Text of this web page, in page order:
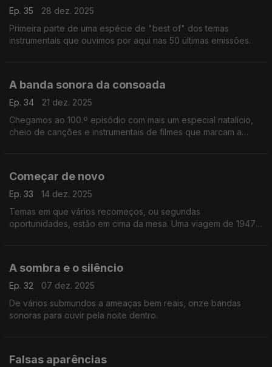
Ep. 35
28 dez. 2025
Primeira parte de uma espécie de "best of" dos temas
instrumentais que ouvimos por aqui nas 50 últimas emissões.
A banda sonora da consoada
Ep. 34
21 dez. 2025
Chegamos ao 100.º episódio com mais um especial natalício,
cheio de canções e instrumentais de filmes que marcam a
Começar de novo
Ep. 33
14 dez. 2025
Temas em que vários recomeços, ou segundas
oportunidades, estão em cima da mesa. Uma viagem de 1947 a
A sombra e o silêncio
Ep. 32
07 dez. 2025
De vários submundos a ameaças bem reais, onze bandas
sonoras para ouvir pela noite dentro.
Falsas aparências